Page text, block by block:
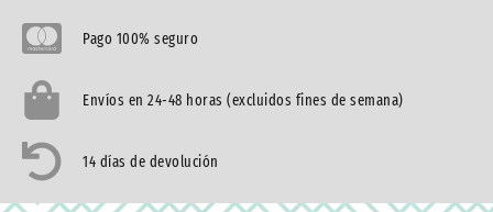
Pago 100% seguro
Envíos en 24-48 horas (excluidos fines de semana)
14 días de devolución